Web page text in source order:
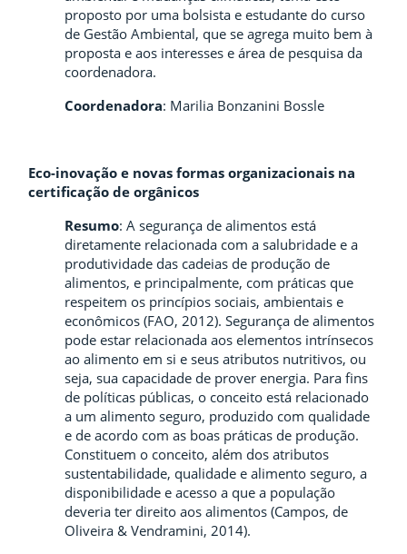
proposto por uma bolsista e estudante do curso
de Gestão Ambiental, que se agrega muito bem à
proposta e aos interesses e área de pesquisa da
coordenadora.
Coordenadora: Marilia Bonzanini Bossle
Eco-inovação e novas formas organizacionais na
certificação de orgânicos
Resumo: A segurança de alimentos está
diretamente relacionada com a salubridade e a
produtividade das cadeias de produção de
alimentos, e principalmente, com práticas que
respeitem os princípios sociais, ambientais e
econômicos (FAO, 2012). Segurança de alimentos
pode estar relacionada aos elementos intrínsecos
ao alimento em si e seus atributos nutritivos, ou
seja, sua capacidade de prover energia. Para fins
de políticas públicas, o conceito está relacionado
a um alimento seguro, produzido com qualidade
e de acordo com as boas práticas de produção.
Constituem o conceito, além dos atributos
sustentabilidade, qualidade e alimento seguro, a
disponibilidade e acesso a que a população
deveria ter direito aos alimentos (Campos, de
Oliveira & Vendramini, 2014).